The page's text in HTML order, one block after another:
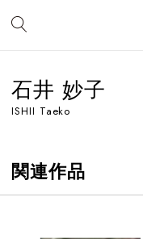
石井 妙子
ISHII Taeko
関連作品